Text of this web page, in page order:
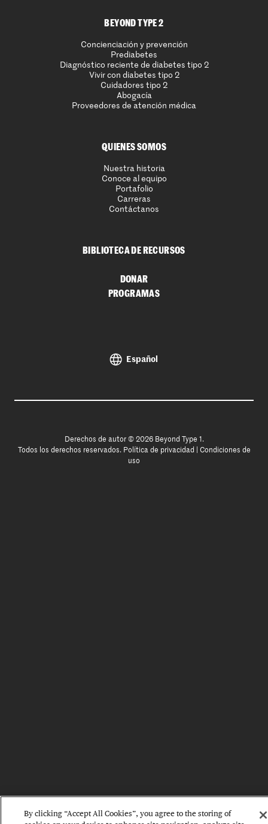
BEYOND TYPE 2
Concienciación y prevención
Prediabetes
Diagnóstico reciente de diabetes tipo 2
Vivir con diabetes tipo 2
Cuidadores tipo 2
Abogacía
Proveedores de atención médica
QUIENES SOMOS
Nuestra historia
Conoce al equipo
Portafolio
Carreras
Contáctanos
BIBLIOTECA DE RECURSOS
DONAR
PROGRAMAS
Español
Derechos de autor © 2026 Beyond Type 1.
Todos los derechos reservados. Política de privacidad
Condiciones de
uso
By clicking “Accept All Cookies”, you agree to the storing of